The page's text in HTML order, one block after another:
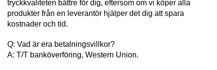
tryckkvaliteten bättre för dig, eftersom om vi köper alla
produkter från en leverantör hjälper det dig att spara
kostnader och tid.
Q: Vad är era betalningsvillkor?
A: T/T banköverföring, Western Union.